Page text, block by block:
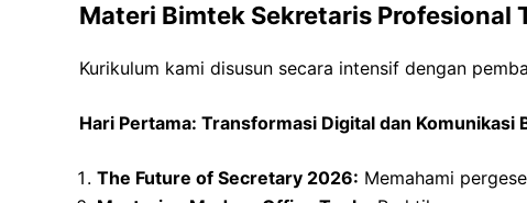
Materi Bimtek Sekretaris Profesional
Kurikulum kami disusun secara intensif dengan
Hari Pertama: Transformasi Digital dan Komunikasi
The Future of Secretary 2026: Memahami